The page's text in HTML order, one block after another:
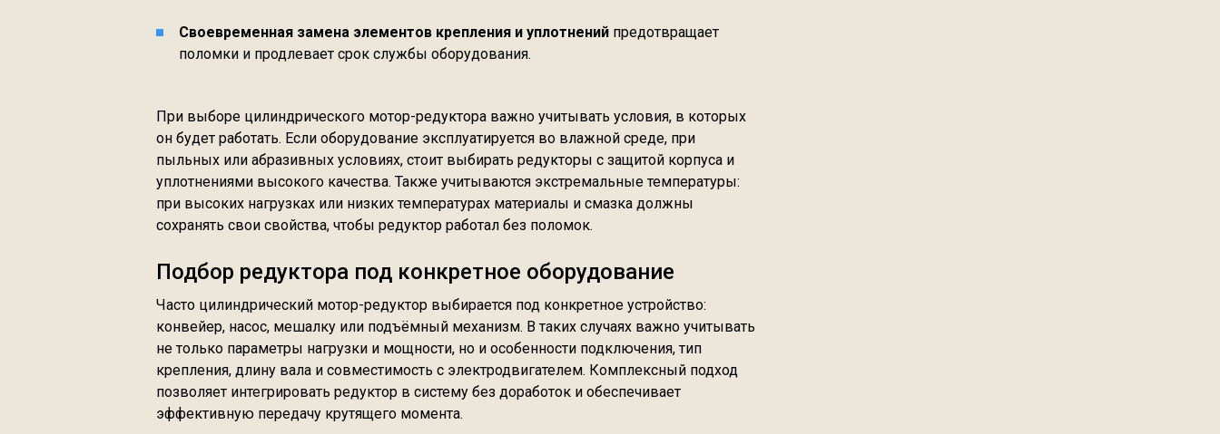
Своевременная замена элементов крепления и уплотнений предотвращает
поломки и продлевает срок службы оборудования.
При выборе цилиндрического мотор-редуктора важно учитывать условия, в которых
он будет работать. Если оборудование эксплуатируется во влажной среде, при
пыльных или абразивных условиях, стоит выбирать редукторы с защитой корпуса и
уплотнениями высокого качества. Также учитываются экстремальные температуры:
при высоких нагрузках или низких температурах материалы и смазка должны
сохранять свои свойства, чтобы редуктор работал без поломок.
Подбор редуктора под конкретное оборудование
Часто цилиндрический мотор-редуктор выбирается под конкретное устройство:
конвейер, насос, мешалку или подъёмный механизм. В таких случаях важно учитывать
не только параметры нагрузки и мощности, но и особенности подключения, тип
крепления, длину вала и совместимость с электродвигателем. Комплексный подход
позволяет интегрировать редуктор в систему без доработок и обеспечивает
эффективную передачу крутящего момента.